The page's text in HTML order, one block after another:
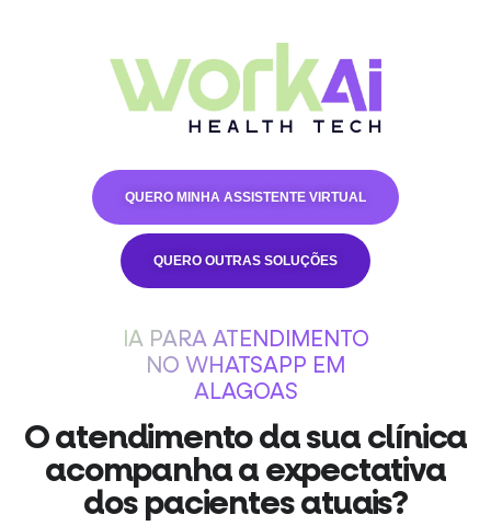
QUERO MINHA ASSISTENTE VIRTUAL
QUERO OUTRAS SOLUÇÕES
IA PARA ATENDIMENTO
NO WHATSAPP EM
ALAGOAS
O atendimento da sua clínica
acompanha a expectativa
dos pacientes atuais?